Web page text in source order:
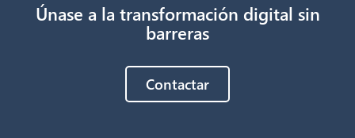
Únase a la transformación digital sin
barreras
Contactar